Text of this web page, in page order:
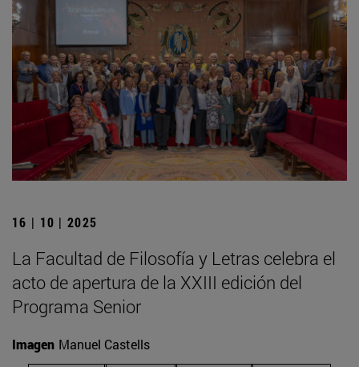
16 | 10 | 2025
La Facultad de Filosofía y Letras celebra el
acto de apertura de la XXIII edición del
Programa Senior
Imagen Manuel Castells